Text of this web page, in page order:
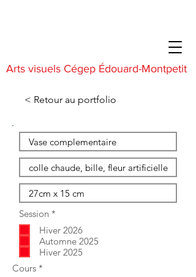
Arts visuels Cégep Édouard-Montpetit
< Retour au portfolio
Session *
l
i
g
a
Hiver 2026
Automne 2025
Hiver 2025
Cours *